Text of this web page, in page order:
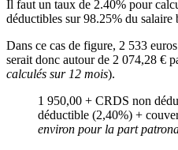
Il faut un taux de 2.40% pour
déductibles sur 98.25% du salaire
Dans ce cas de figure, 2 533
serait donc autour de 2 074,28 €
calculés sur 12 mois).
1 950,00 + CRDS non
déductible (2,40%) +
environ pour la part